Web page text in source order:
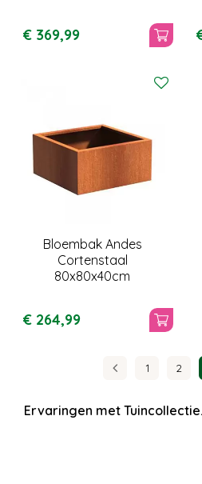
€ 369,99
Bloembak Andes
Cortenstaal
80x80x40cm
€ 264,99
1 2
Ervaringen met